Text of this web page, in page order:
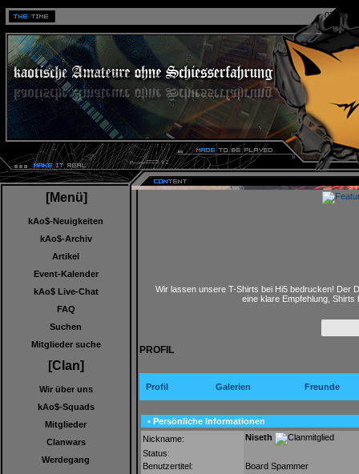
[Menü]
kAo$-Neuigkeiten
kAo$-Archiv
Artikel
Event-Kalender
kAo$ Live-Chat
FAQ
Suchen
Mitglieder suche
[Clan]
Wir über uns
kAo$-Squads
Mitglieder
Clanwars
Werdegang
Wir lassen unsere T-Shirts bei Hi5 bedrucken! Der
eine klare Empfehlung,
PROFIL
Profil Galerien Freunde
• Persönliche Informationen
Nickname:
Niseth
Status:
Benutzertitel:
Board Spammer